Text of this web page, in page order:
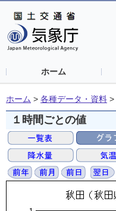
ホーム
ホーム > 各種データ・資料 >
１時間ごとの値